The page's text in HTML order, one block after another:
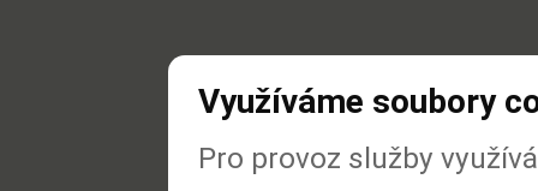
Využíváme soubory
Pro provoz služby